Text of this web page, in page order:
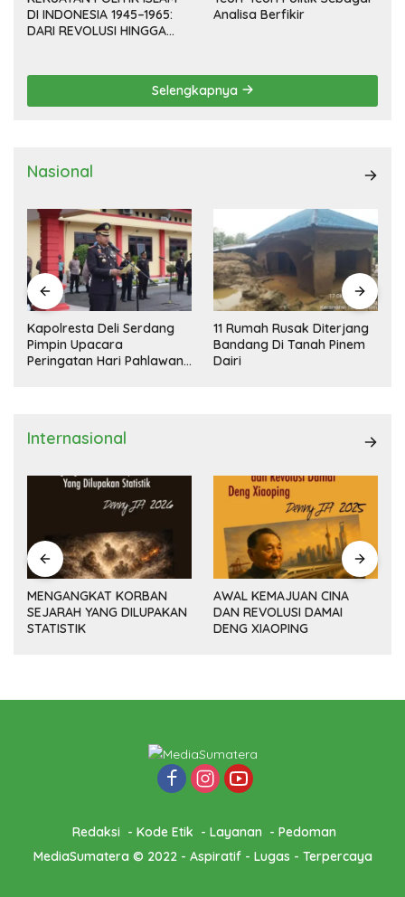
DI INDONESIA 1945–1965:
DARI REVOLUSI HINGGA
Analisa Berfikir
Selengkapnya
Nasional
Kapolresta Deli Serdang
Pimpin Upacara
Peringatan Hari Pahlawan
11 Rumah Rusak Diterjang
Bandang Di Tanah Pinem
Dairi
Internasional
MENGANGKAT KORBAN
SEJARAH YANG DILUPAKAN
STATISTIK
AWAL KEMAJUAN CINA
DAN REVOLUSI DAMAI
DENG XIAOPING
Redaksi Kode Etik Layanan
Pedoman
MediaSumatera © 2022 - Aspiratif - Lugas - Terpercaya